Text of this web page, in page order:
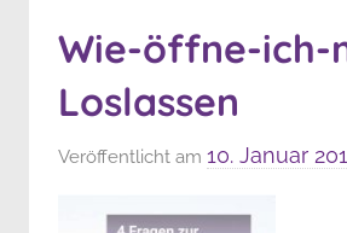
Wie-öffne-ich-
Loslassen
Veröffentlicht am 10. Januar